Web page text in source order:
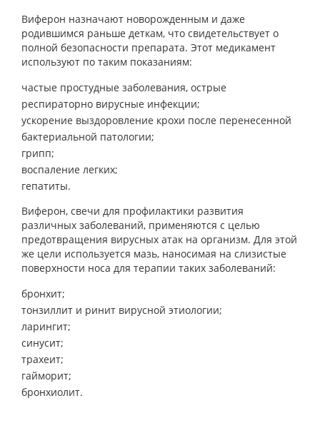
Виферон назначают новорожденным и даже
родившимся раньше деткам, что свидетельствует о
полной безопасности препарата. Этот медикамент
используют по таким показаниям:
частые простудные заболевания, острые
респираторно вирусные инфекции;
ускорение выздоровление крохи после перенесенной
бактериальной патологии;
грипп;
воспаление легких;
гепатиты.
Виферон, свечи для профилактики развития
различных заболеваний, применяются с целью
предотвращения вирусных атак на организм. Для этой
же цели используется мазь, наносимая на слизистые
поверхности носа для терапии таких заболеваний:
бронхит;
тонзиллит и ринит вирусной этиологии;
ларингит;
синусит;
трахеит;
гайморит;
бронхиолит.